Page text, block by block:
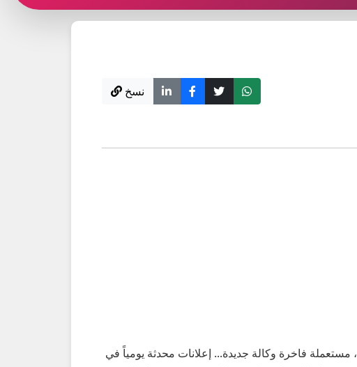
نسخ
أكبر تجمع لإعلانات مرسيدس C-Class في سلطنة عمان: C 200، C 300، AMG C 43، موديلات 2018–2025، مستعملة فاخرة وكالة جديدة... إعلانات محدثة يومياً في